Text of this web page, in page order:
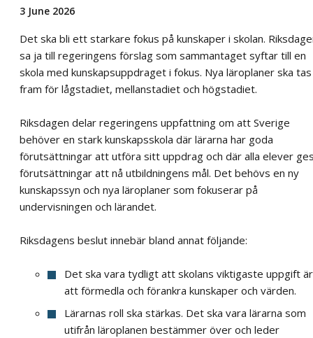
3 June 2026
Det ska bli ett starkare fokus på kunskaper i skolan.
sa ja till regeringens förslag som sammantaget syftar till en
skola med kunskapsuppdraget i fokus. Nya läroplaner ska tas
fram för lågstadiet, mellanstadiet och högstadiet.
Riksdagen delar regeringens uppfattning om att Sverige
behöver en stark kunskapsskola där lärarna har goda
förutsättningar att utföra sitt uppdrag och där alla elever
förutsättningar att nå utbildningens mål. Det behövs en ny
kunskapssyn och nya läroplaner som fokuserar på
undervisningen och lärandet.
Riksdagens beslut innebär bland annat följande:
Det ska vara tydligt att skolans viktigaste uppgift är
att förmedla och förankra kunskaper och värden.
Lärarnas roll ska stärkas. Det ska vara lärarna som
utifrån läroplanen bestämmer över och leder